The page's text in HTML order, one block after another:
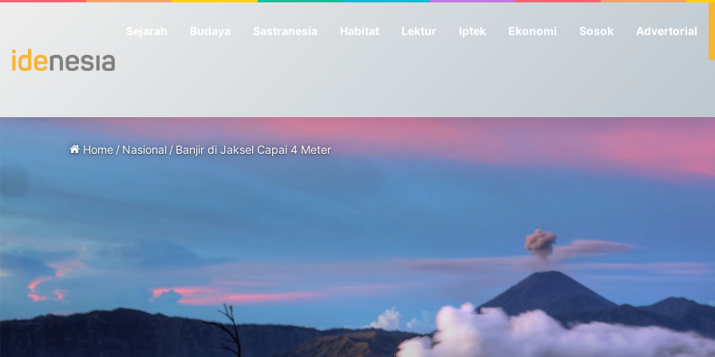
Sejarah Budaya Sastranesia Habitat Lektur Iptek Ekonomi Sosok Advertorial
Home /Nasional /Banjir di Jaksel Capai 4 Meter